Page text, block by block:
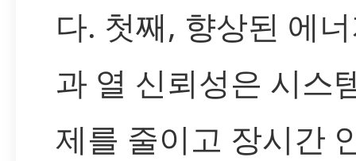
다. 첫째, 향상된 에
과 열 신뢰성은 시스
제를 줄이고 장시간